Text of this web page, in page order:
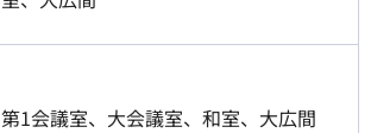
第1会議室、大会議室、和室、大広間